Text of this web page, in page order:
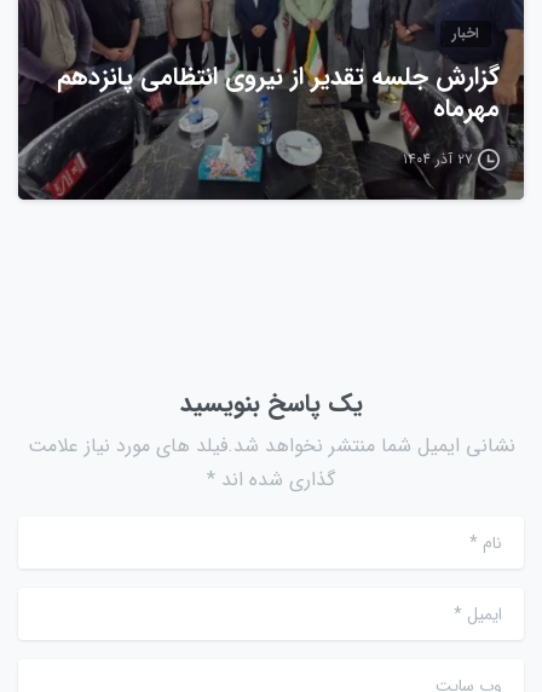
اخبار
گزارش جلسه تقدیر از نیروی انتظامی پانزدهم
مهرماه
۲۷ آذر ۱۴۰۴
یک پاسخ بنویسید
نشانی ایمیل شما منتشر نخواهد شد.فیلد های مورد نیاز علامت
گذاری شده اند *
نام*
ایمیل *
وب سایت